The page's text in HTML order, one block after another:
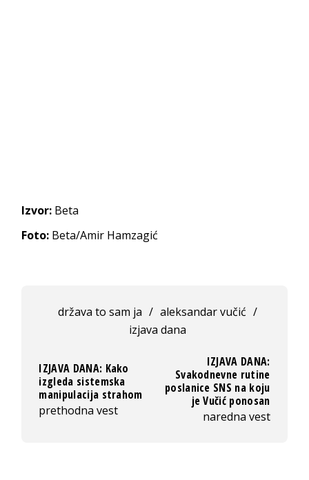
Izvor: Beta
Foto: Beta/Amir Hamzagić
država to sam ja / aleksandar vučić /
izjava dana
IZJAVA DANA: Kako
izgleda sistemska
manipulacija strahom
prethodna vest
IZJAVA DANA:
Svakodnevne rutine
poslanice SNS na koju
je Vučić ponosan
naredna vest